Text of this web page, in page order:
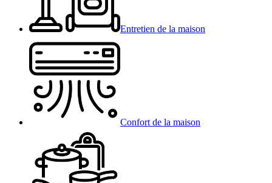
Entretien de la maison
Confort de la maison